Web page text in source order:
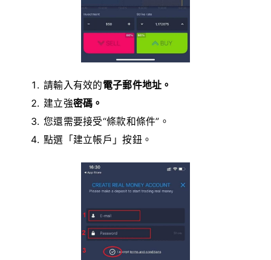
請輸入有效的電子郵件地址。
建立強密碼。
您還需要接受“條款和條件”。
點選「建立帳戶」按鈕。